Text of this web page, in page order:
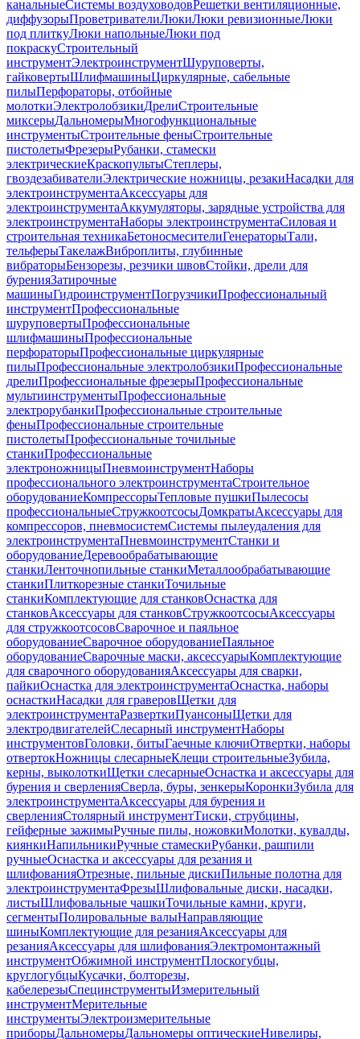
канальныеСистемы воздуховодовРешетки вентиляционные,
диффузорыПроветривателиЛюкиЛюки ревизионныеЛюки
под плиткуЛюки напольныеЛюки под
покраскуСтроительный
инструментЭлектроинструментШуруповерты,
гайковертыШлифмашиныЦиркулярные, сабельные
пилыПерфораторы, отбойные
молоткиЭлектролобзикиДрелиСтроительные
миксерыДальномерыМногофункциональные
инструментыСтроительные феныСтроительные
пистолетыФрезерыРубанки, стамески
электрическиеКраскопультыСтеплеры,
гвоздезабивателиЭлектрические ножницы, резакиНасадки для
электроинструментаАксессуары для
электроинструментаАккумуляторы, зарядные устройства для
электроинструментаНаборы электроинструментаСиловая и
строительная техникаБетоносмесителиГенераторыТали,
тельферыТакелажВиброплиты, глубинные
вибраторыБензорезы, резчики швовСтойки, дрели для
буренияЗатирочные
машиныГидроинструментПогрузчикиПрофессиональный
инструментПрофессиональные
шуруповертыПрофессиональные
шлифмашиныПрофессиональные
перфораторыПрофессиональные циркулярные
пилыПрофессиональные электролобзикиПрофессиональные
дрелиПрофессиональные фрезерыПрофессиональные
мультиинструментыПрофессиональные
электрорубанкиПрофессиональные строительные
феныПрофессиональные строительные
пистолетыПрофессиональные точильные
станкиПрофессиональные
электроножницыПневмоинструментНаборы
профессионального электроинструментаСтроительное
оборудованиеКомпрессорыТепловые пушкиПылесосы
профессиональныеСтружкоотсосыДомкратыАксессуары для
компрессоров, пневмосистемСистемы пылеудаления для
электроинструментаПневмоинструментСтанки и
оборудованиеДеревообрабатывающие
станкиЛенточнопильные станкиМеталлообрабатывающие
станкиПлиткорезные станкиТочильные
станкиКомплектующие для станковОснастка для
станковАксессуары для станковСтружкоотсосыАксессуары
для стружкоотсосовСварочное и паяльное
оборудованиеСварочное оборудованиеПаяльное
оборудованиеСварочные маски, аксессуарыКомплектующие
для сварочного оборудованияАксессуары для сварки,
пайкиОснастка для электроинструментаОснастка, наборы
оснасткиНасадки для граверовЩетки для
электроинструментаРазверткиПуансоныЩетки для
электродвигателейСлесарный инструментНаборы
инструментовГоловки, битыГаечные ключиОтвертки, наборы
отвертокНожницы слесарныеКлещи строительныеЗубила,
керны, выколоткиЩетки слесарныеОснастка и аксессуары для
бурения и сверленияСверла, буры, зенкерыКоронкиЗубила для
электроинструментаАксессуары для бурения и
сверленияСтолярный инструментТиски, струбцины,
гейферные зажимыРучные пилы, ножовкиМолотки, кувалды,
киянкиНапильникиРучные стамескиРубанки, рашпили
ручныеОснастка и аксессуары для резания и
шлифованияОтрезные, пильные дискиПильные полотна для
электроинструментаФрезыШлифовальные диски, насадки,
листыШлифовальные чашкиТочильные камни, круги,
сегментыПолировальные валыНаправляющие
шиныКомплектующие для резанияАксессуары для
резанияАксессуары для шлифованияЭлектромонтажный
инструментОбжимной инструментПлоскогубцы,
круглогубцыКусачки, болторезы,
кабелерезыСпецинструментыИзмерительный
инструментМерительные
инструментыЭлектроизмерительные
приборыДальномерыДальномеры оптическиеНивелиры,